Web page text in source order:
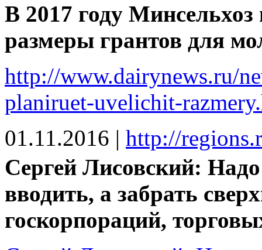
В 2017 году
размеры грантов для
http://www.dairynews.ru/
planiruet-uvelichit-
01.11.2016 | http://
Сергей Лисовский: Надо
вводить, а забрать
госкорпораций,